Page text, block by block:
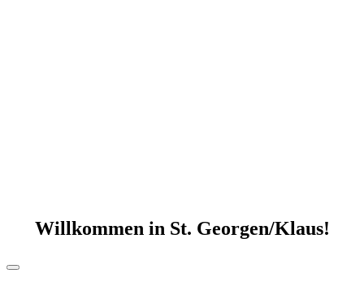
Willkommen in St. Georgen/Klaus!